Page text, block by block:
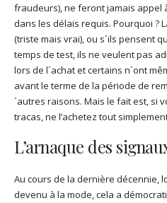
fraudeurs), ne feront jamais appel
dans les délais requis. Pourquoi ?
(triste mais vrai), ou s´ils pensent
temps de test, ils ne veulent pas
lors de l´achat et certains n´ont
avant le terme de la période de
´autres raisons. Mais le fait est, si
tracas, ne l’achetez tout
L’arnaque des
Au cours de la dernière décennie,
devenu à la mode, cela a